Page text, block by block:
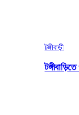
টঙ্গীবাড়ী